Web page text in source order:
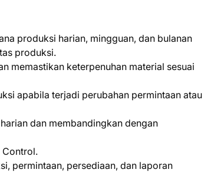
produksi harian, mingguan, dan bulanan
produksi.
memastikan keterpenuhan material sesuai
apabila terjadi perubahan permintaan atau
dan membandingkan dengan
Control.
permintaan, persediaan, dan laporan